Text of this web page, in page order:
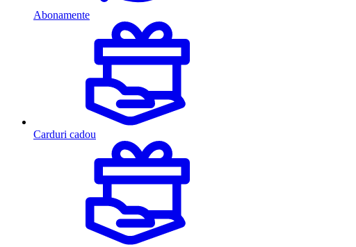
Abonamente
Carduri cadou